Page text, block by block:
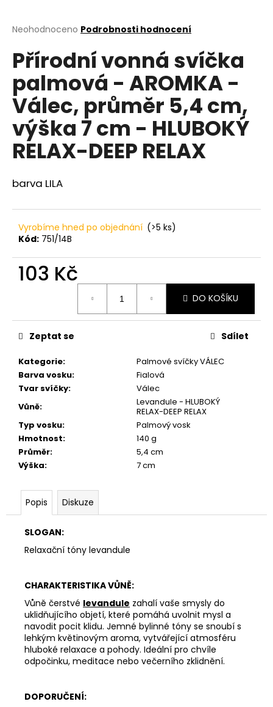
Průměrné
produktu
je
5
hvězdiček.
Neohodnoceno Podrobnosti hodnocení
Přírodní vonná svíčka
palmová - AROMKA -
Válec, průměr 5,4 cm,
výška 7 cm - HLUBOKÝ
RELAX-DEEP RELAX
barva LILA
Vyrobíme hned po objednání (>5 ks)
Kód: 751/14B
103 Kč
DO KOŠÍKU
Kategorie:
Palmové svíčky VÁLEC
Barva vosku:
Fialová
Tvar svíčky:
Válec
Vůně:
Levandule - HLUBOKÝ
RELAX-DEEP RELAX
Typ vosku:
Palmový vosk
Hmotnost:
140 g
Průměr:
5,4 cm
Výška: 7 cm
Zeptat se Sdílet
Popis Diskuze
SLOGAN:
Relaxační tóny levandule
CHARAKTERISTIKA VŮNĚ:
Vůně čerstvé levandule zahalí vaše smysly do
uklidňujícího objetí, které pomáhá uvolnit mysl a
navodit pocit klidu. Jemné bylinné tóny se snoubí s
lehkým květinovým aroma, vytvářející atmosféru
hluboké relaxace a pohody. Ideální pro chvíle
odpočinku, meditace nebo večerního zklidnění.
DOPORUČENÍ:
j
t
?
HLEDAT
o
p
o
u
e
m
e
PŘÍRODNÍ
VONNÁ
SÓJOVÁ
AROMKA
SET
10
KS
SVÍČEK
PLECHU
HEBKÁ
LINIE-
DEEP
180